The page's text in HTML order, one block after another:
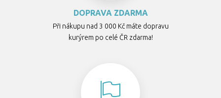
DOPRAVA ZDARMA
Při nákupu nad 3 000 Kč máte dopravu
kurýrem po celé ČR zdarma!